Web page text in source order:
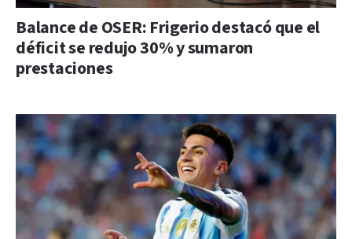
Balance de OSER: Frigerio destacó que el
déficit se redujo 30% y sumaron
prestaciones